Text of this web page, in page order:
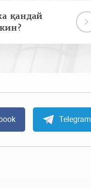
қандай
Telegram